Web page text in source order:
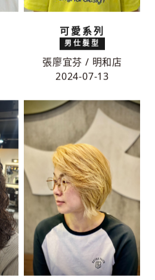
可愛系列
男仕髮型
張廖宜芬 / 明和店
2024-07-13